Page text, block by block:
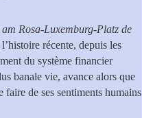
am Rosa-Luxemburg-Platz de
récente, depuis les
du système financier
banale vie, avance alors que
de ses sentiments humains